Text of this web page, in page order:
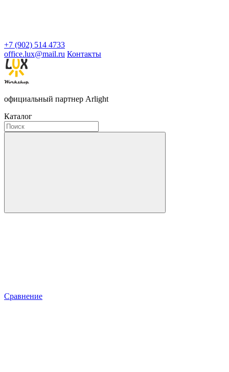
+7 (902) 514 4733
office.lux@mail.ru Контакты
официальный партнер Arlight
Каталог
Сравнение